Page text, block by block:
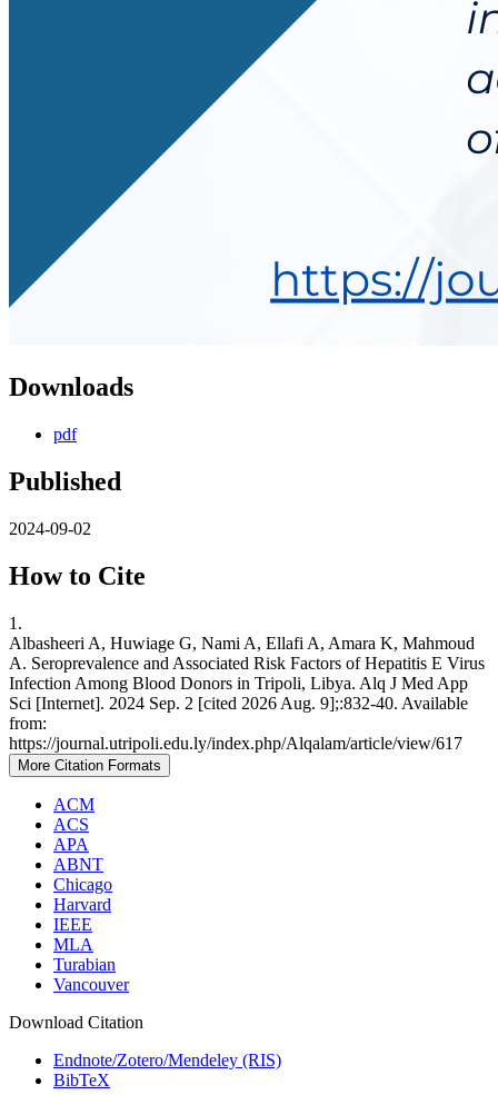
Downloads
pdf
Published
2024-09-02
How to Cite
1.
Albasheeri A, Huwiage G, Nami A, Ellafi A, Amara K, Mahmoud
A. Seroprevalence and Associated Risk Factors of Hepatitis E Virus
Infection Among Blood Donors in Tripoli, Libya. Alq J Med App
Sci [Internet]. 2024 Sep. 2 [cited 2026 Aug. 9];:832-40. Available
from:
https://journal.utripoli.edu.ly/index.php/Alqalam/article/view/617
More Citation Formats
ACM
ACS
APA
ABNT
Chicago
Harvard
IEEE
MLA
Turabian
Vancouver
Download Citation
Endnote/Zotero/Mendeley (RIS)
BibTeX